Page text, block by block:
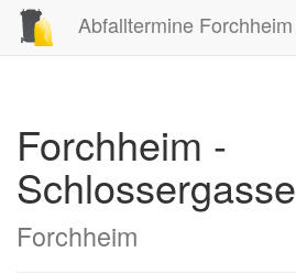
Abfalltermine Forchheim
Forchheim -
Schlossergasse
Forchheim